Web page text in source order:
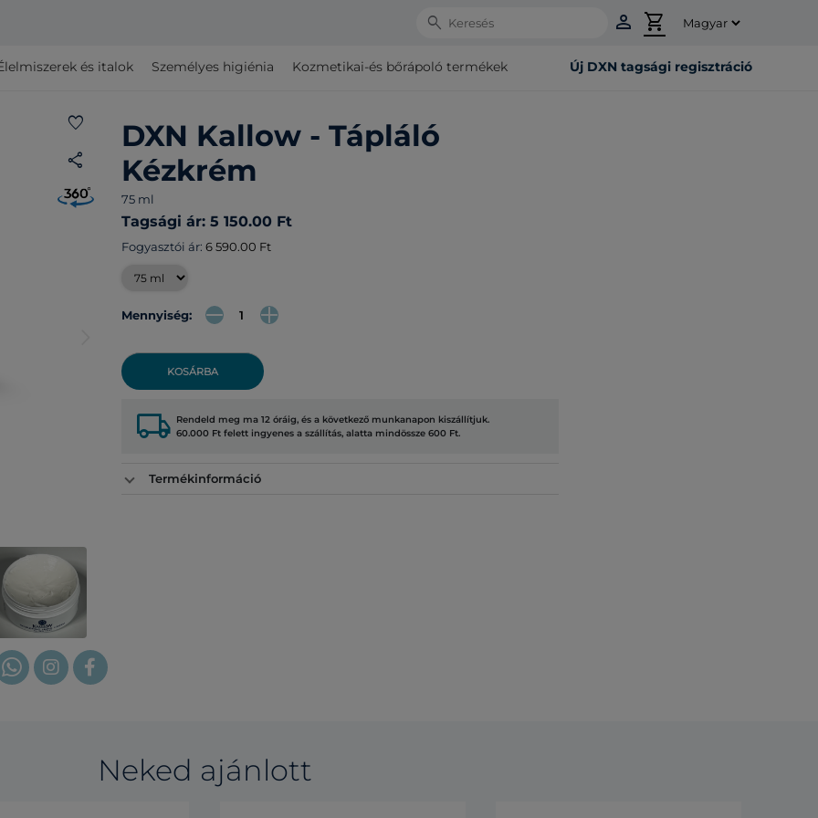
Search person shopping_cart
és italok Személyes higiénia Kozmetikai-és bőrápoló termékek Új DXN tagsági regisztráció
favorite
share
DXN Kallow - Tápláló
Kézkrém
75 ml
Tagsági ár: 5 150.00 Ft
Fogyasztói ár: 6 590.00 Ft
Mennyiség:
KOSÁRBA
local_shipping Rendeld meg ma 12 óráig, és a következő munkanapon kiszállítjuk.
60.000 Ft felett ingyenes a szállítás, alatta mindössze 600 Ft.
Termékinformáció
Neked ajánlott